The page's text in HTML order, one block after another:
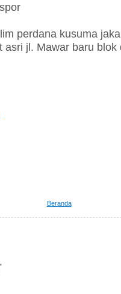
perdana kusuma
asri jl. Mawar baru blok
Beranda